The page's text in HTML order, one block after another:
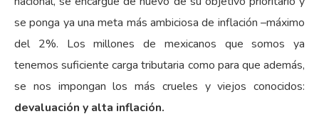
se ponga ya una meta más ambiciosa de inflación –máximo
del 2%. Los millones de mexicanos que somos ya
tenemos suficiente carga tributaria como para que además,
se nos impongan los más crueles y viejos conocidos:
devaluación y alta inflación.